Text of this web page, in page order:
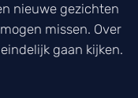
nieuwe gezichten
missen. Over
gaan kijken.